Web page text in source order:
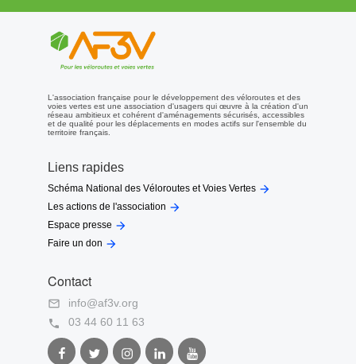
L'association française pour le développement des véloroutes et des
voies vertes est une association d'usagers qui œuvre à la création d'un
réseau ambitieux et cohérent d'aménagements sécurisés, accessibles
et de qualité pour les déplacements en modes actifs sur l'ensemble du
territoire français.
Liens rapides
Schéma National des Véloroutes et Voies Vertes 
Les actions de l'association 
Espace presse 
Faire un don 
Contact

info@af3v.org

03 44 60 11 63
Facebook
AF3V
Twitter
AF3V
Instagram
AF3V
LinkedIn
AF3V
Youtube
AF3V